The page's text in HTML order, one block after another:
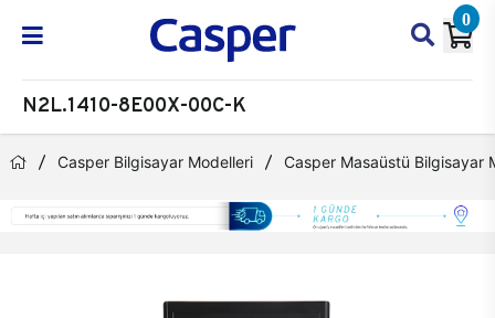
0
N2L.1410-8E00X-00C-K
Casper Bilgisayar Modelleri Casper Masaüstü Bilgisayar